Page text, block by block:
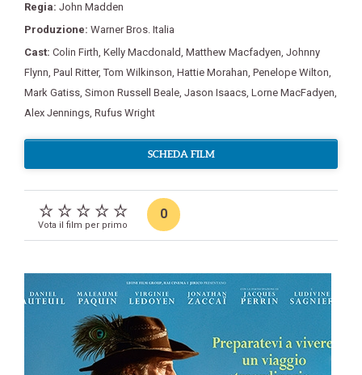
Regia: John Madden
Produzione: Warner Bros. Italia
Cast: Colin Firth, Kelly Macdonald, Matthew Macfadyen, Johnny
Flynn, Paul Ritter,Tom Wilkinson, Hattie Morahan, Penelope Wilton,
Mark Gatiss, Simon Russell Beale, Jason Isaacs, Lorne MacFadyen,
Alex Jennings, Rufus Wright
SCHEDA FILM
Vota il film per primo
0